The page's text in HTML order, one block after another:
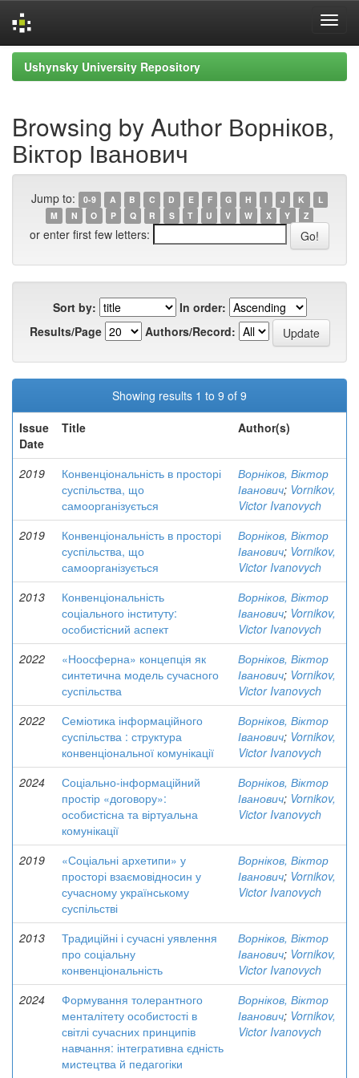
Skip
navigation
Ushynsky University Repository
Browsing by Author Ворніков,
Віктор Іванович
Jump to: 0-9 A B C D E F G H I J K
L
M
N O P Q R S T U V W X Y Z
or enter first few letters:
Sort by:
In order:
Results/Page
Authors/Record:
Showing results 1 to 9 of 9
Issue
Date
Title Author(s)
2019
Конвенціональність в просторі
суспільства, що
самоорганізується
Ворніков, Віктор
Іванович; Vornikov,
Victor Ivanovych
2019
Конвенціональність в просторі
суспільства, що
самоорганізується
Ворніков, Віктор
Іванович; Vornikov,
Victor Ivanovych
2013
Конвенціональність
соціального інституту:
особистісний аспект
Ворніков, Віктор
Іванович; Vornikov,
Victor Ivanovych
2022
«Ноосферна» концепція як
синтетична модель сучасного
суспільства
Ворніков, Віктор
Іванович; Vornikov,
Victor Ivanovych
2022
Семіотика інформаційного
суспільства : структура
конвенціональної комунікації
Ворніков, Віктор
Іванович; Vornikov,
Victor Ivanovych
2024
Соціально-інформаційний
простір «договору»:
особистісна та віртуальна
комунікації
Ворніков, Віктор
Іванович; Vornikov,
Victor Ivanovych
2019
«Соціальні архетипи» у
просторі взаємовідносин у
сучасному українському
суспільстві
Ворніков, Віктор
Іванович; Vornikov,
Victor Ivanovych
2013
Традиційні і сучасні уявлення
про соціальну
конвенціональність
Ворніков, Віктор
Іванович; Vornikov,
Victor Ivanovych
2024
Формування толерантного
менталітету особистості в
світлі сучасних принципів
навчання: інтегративна єдність
мистецтва й педагогіки
Ворніков, Віктор
Іванович; Vornikov,
Victor Ivanovych